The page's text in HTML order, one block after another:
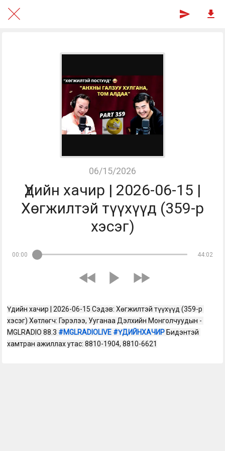
06/15/2026
Үдийн хачир | 2026-06-15 |
Хөгжилтэй түүхүүд (359-р
хэсэг)
00:00 44:02
Үдийн хачир | 2026-06-15 Сэдэв: Хөгжилтэй түүхүүд (359-р
хэсэг) Хөтлөгч: Гэрэлээ, Ууганаа Дэлхийн Монголчуудын -
MGLRADIO 88.3 #MGLRADIOLIVE #ҮДИЙНХАЧИР Бидэнтэй
хамтран ажиллах утас: 8810-1904, 8810-6621